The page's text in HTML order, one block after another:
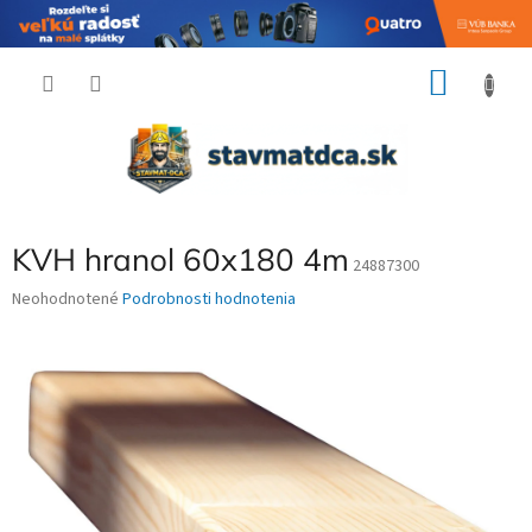
KVH hranol 60x180 4m 24887300
Priemerné
0,0
hviezdičiek.
Neohodnotené Podrobnosti hodnotenia